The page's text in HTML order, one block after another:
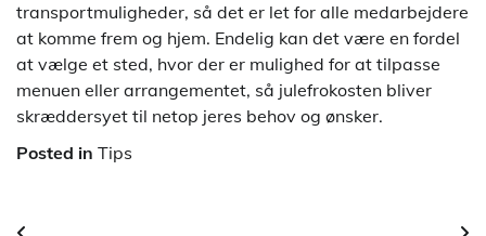
transportmuligheder, så det er let for alle medarbejdere
at komme frem og hjem. Endelig kan det være en fordel
at vælge et sted, hvor der er mulighed for at tilpasse
menuen eller arrangementet, så julefrokosten bliver
skræddersyet til netop jeres behov og ønsker.
Posted in Tips